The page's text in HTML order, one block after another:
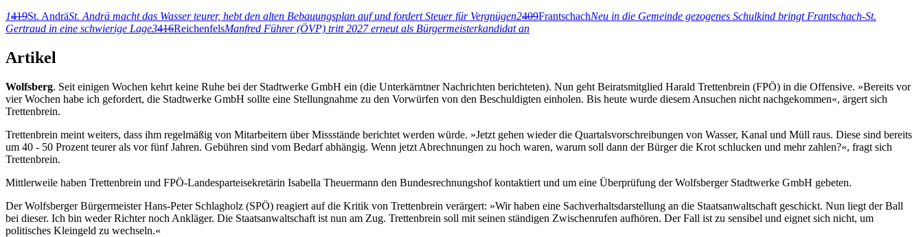
1419St. AndräSt. Andrä macht das Wasser teurer, hebt den alten Bebauungsplan auf und fordert Steuer für Vergnügen2409FrantschachNeu in die Gemeinde gezogenes Schulkind bringt Frantschach-St.
Gertraud in eine schwierige Lage3416ReichenfelsManfred Führer (ÖVP) tritt 2027 erneut als Bürgermeisterkandidat an
Artikel
Wolfsberg. Seit einigen Wochen kehrt keine Ruhe bei der Stadtwerke GmbH ein (die Unterkärntner Nachrichten berichteten). Nun geht Beiratsmitglied Harald Trettenbrein (FPÖ) in die Offensive. »Bereits vor
vier Wochen habe ich gefordert, die Stadtwerke GmbH sollte eine Stellungnahme zu den Vorwürfen von den Beschuldigten einholen. Bis heute wurde diesem Ansuchen nicht nachgekommen«, ärgert sich
Trettenbrein.
Trettenbrein meint weiters, dass ihm regelmäßig von Mitarbeitern über Missstände berichtet werden würde. »Jetzt gehen wieder die Quartalsvorschreibungen von Wasser, Kanal und Müll raus. Diese sind bereits
um 40 - 50 Prozent teurer als vor fünf Jahren. Gebühren sind vom Bedarf abhängig. Wenn jetzt Abrechnungen zu hoch waren, warum soll dann der Bürger die Krot schlucken und mehr zahlen?«, fragt sich
Trettenbrein.
Mittlerweile haben Trettenbrein und FPÖ-Landesparteisekretärin Isabella Theuermann den Bundesrechnungshof kontaktiert und um eine Überprüfung der Wolfsberger Stadtwerke GmbH gebeten.
Der Wolfsberger Bürgermeister Hans-Peter Schlagholz (SPÖ) reagiert auf die Kritik von Trettenbrein verärgert: »Wir haben eine Sachverhaltsdarstellung an die Staatsanwaltschaft geschickt. Nun liegt der Ball
bei dieser. Ich bin weder Richter noch Ankläger. Die Staatsanwaltschaft ist nun am Zug. Trettenbrein soll mit seinen ständigen Zwischenrufen aufhören. Der Fall ist zu sensibel und eignet sich nicht, um
politisches Kleingeld zu wechseln.«